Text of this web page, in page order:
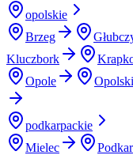
opolskie
Brzeg
Kluczbork
Opole
podkarpackie
Mielec